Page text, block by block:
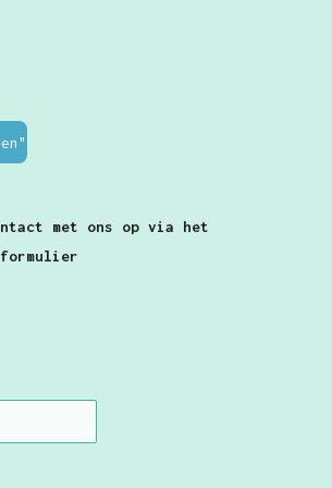
met ons op via het